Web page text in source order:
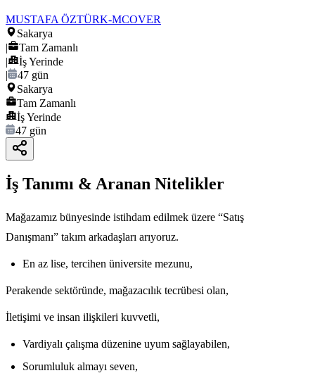
MUSTAFA ÖZTÜRK-MCOVER
Sakarya
|
Tam Zamanlı
|
İş Yerinde
|
47 gün
Sakarya
Tam Zamanlı
İş Yerinde
47 gün
İş Tanımı & Aranan Nitelikler
Mağazamız bünyesinde istihdam edilmek üzere “Satış
Danışmanı” takım arkadaşları arıyoruz.
En az lise, tercihen üniversite mezunu,
Perakende sektöründe, mağazacılık tecrübesi olan,
İletişimi ve insan ilişkileri kuvvetli,
Vardiyalı çalışma düzenine uyum sağlayabilen,
Sorumluluk almayı seven,